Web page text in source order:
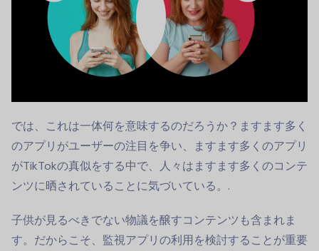
では、これは一体何を意味するのだろうか？ますます多く
のアプリがユーザーの注目を争い、ますます多くのアプリ
がTikTokの真似をする中で、人々はますます多くのコンテ
ンツに晒されていることに気づいている。.
子供が見るべきでない物議を醸すコンテンツも含まれま
す。だからこそ、監視アプリの利用を検討することが重要